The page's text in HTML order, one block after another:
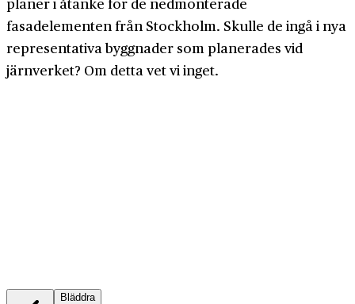
fasadelementen från Stockholm. Skulle de ingå i nya
representativa byggnader som planerades vid
järnverket? Om detta vet vi inget.
Bläddra